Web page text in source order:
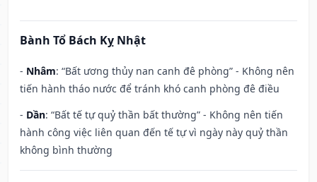
Bành Tổ Bách Kỵ Nhật
- Nhâm: “Bất ương thủy nan canh đê phòng” - Không nên
tiến hành tháo nước để tránh khó canh phòng đê điều
- Dần: “Bất tế tự quỷ thần bất thường” - Không nên tiến
hành công việc liên quan đến tế tự vì ngày này quỷ thần
không bình thường